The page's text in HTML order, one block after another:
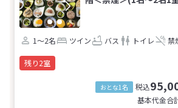
1～2名 ツイン バス トイレ 禁
残り2室
おとな1名 税込
基本代金合